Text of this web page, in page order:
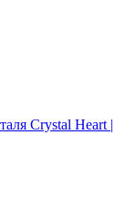
Crystal Heart |